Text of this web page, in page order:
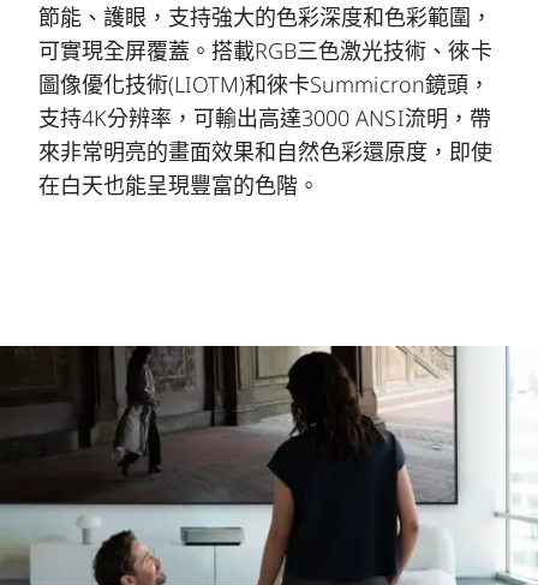
節能、護眼，支持強大的色彩深度和色彩範圍，
可實現全屏覆蓋。搭載RGB三色激光技術、徠卡
圖像優化技術(LIOTM)和徠卡Summicron鏡頭，
支持4K分辨率，可輸出高達3000 ANSI流明，帶
來非常明亮的畫面效果和自然色彩還原度，即使
在白天也能呈現豐富的色階。